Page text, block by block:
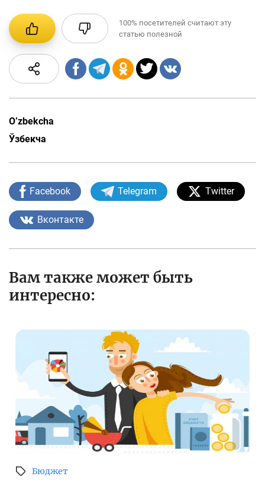
100% посетителей считают эту
статью полезной
O’zbekcha
Ўзбекча
Facebook Telegram Twitter
Вконтакте
Вам также может быть
интересно:
Бюджет